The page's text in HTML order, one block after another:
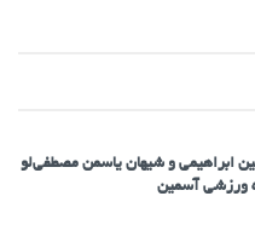
ابراهیمی و شیهان یاسمن مصطفی‌لو
ورزشی آسمین